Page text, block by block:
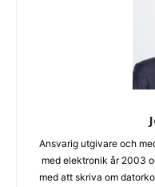
Ansvarig utgivare och
med elektronik år 2003
med att skriva om